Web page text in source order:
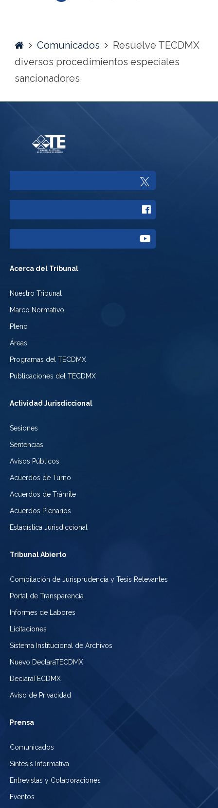
HomeComunicados
Resuelve TECDMX
diversos procedimientos especiales
sancionadores
a
Twitter
a
Facebook
Acerca del Tribunal
Nuestro Tribunal
Marco Normativo
Pleno
Áreas
Programas del TECDMX
Publicaciones del TECDMX
Actividad Jurisdiccional
Sesiones
Sentencias
Avisos Públicos
Acuerdos de Turno
Acuerdos de Trámite
Acuerdos Plenarios
Estadística Jurisdiccional
Tribunal Abierto
Compilación de Jurisprudencia y Tesis Relevantes
Portal de Transparencia
Informes de Labores
Licitaciones
Sistema Institucional de Archivos
Nuevo DeclaraTECDMX
DeclaraTECDMX
Aviso de Privacidad
Prensa
Comunicados
Síntesis Informativa
Entrevistas y Colaboraciones
Eventos